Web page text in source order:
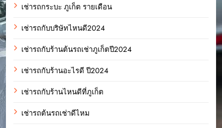
เช่ารถกระบะ ภูเก็ต รายเดือน
เช่ารถกับบริษัทไหนดี2024
เช่ารถกับร้านต้นรถเช่าภูเก็ตปี2024
เช่ารถกับร้านอะไรดี ปี2024
เช่ารถกับร้านไหนดีที่ภูเก็ต
เช่ารถต้นรถเช่าดีไหม